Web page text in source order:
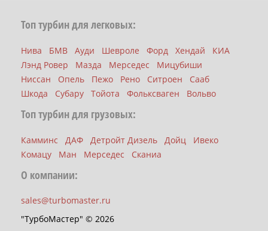
Топ турбин для легковых:
Нива БМВ Ауди Шевроле Форд Хендай
КИА
Лэнд Ровер
Мазда Мерседес
Мицубиши
Ниссан
Опель Пежо Рено Ситроен
Сааб
Шкода
Субару Тойота Фольксваген Вольво
Топ турбин для грузовых:
Камминс ДАФ Детройт Дизель Дойц
Ивеко
Комацу
Ман Мерседес Сканиа
О компании:
sales@turbomaster.ru
"ТурбоМастер" © 2026